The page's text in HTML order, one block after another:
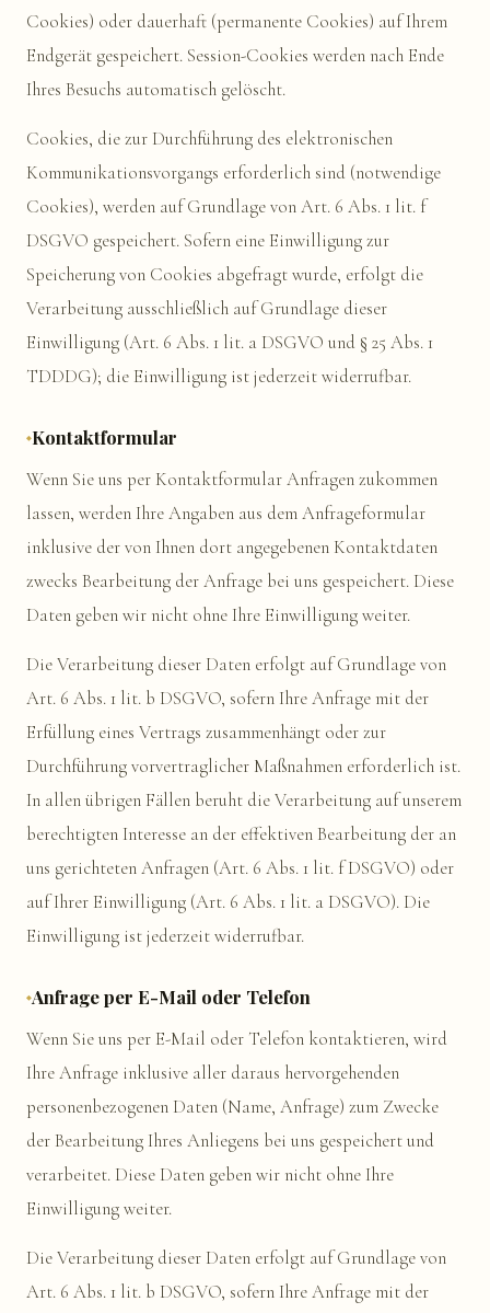
Cookies) oder dauerhaft (permanente Cookies) auf Ihrem
Endgerät gespeichert. Session-Cookies werden nach Ende
Ihres Besuchs automatisch gelöscht.
Cookies, die zur Durchführung des elektronischen
Kommunikationsvorgangs erforderlich sind (notwendige
Cookies), werden auf Grundlage von Art. 6 Abs. 1 lit. f
DSGVO gespeichert. Sofern eine Einwilligung zur
Speicherung von Cookies abgefragt wurde, erfolgt die
Verarbeitung ausschließlich auf Grundlage dieser
Einwilligung (Art. 6 Abs. 1 lit. a DSGVO und § 25 Abs. 1
TDDDG); die Einwilligung ist jederzeit widerrufbar.
Kontaktformular
Wenn Sie uns per Kontaktformular Anfragen zukommen
lassen, werden Ihre Angaben aus dem Anfrageformular
inklusive der von Ihnen dort angegebenen Kontaktdaten
zwecks Bearbeitung der Anfrage bei uns gespeichert. Diese
Daten geben wir nicht ohne Ihre Einwilligung weiter.
Die Verarbeitung dieser Daten erfolgt auf Grundlage von
Art. 6 Abs. 1 lit. b DSGVO, sofern Ihre Anfrage mit der
Erfüllung eines Vertrags zusammenhängt oder zur
Durchführung vorvertraglicher Maßnahmen erforderlich ist.
In allen übrigen Fällen beruht die Verarbeitung auf unserem
berechtigten Interesse an der effektiven Bearbeitung der an
uns gerichteten Anfragen (Art. 6 Abs. 1 lit. f DSGVO) oder
auf Ihrer Einwilligung (Art. 6 Abs. 1 lit. a DSGVO). Die
Einwilligung ist jederzeit widerrufbar.
Anfrage per E-Mail oder Telefon
Wenn Sie uns per E-Mail oder Telefon kontaktieren, wird
Ihre Anfrage inklusive aller daraus hervorgehenden
personenbezogenen Daten (Name, Anfrage) zum Zwecke
der Bearbeitung Ihres Anliegens bei uns gespeichert und
verarbeitet. Diese Daten geben wir nicht ohne Ihre
Einwilligung weiter.
Die Verarbeitung dieser Daten erfolgt auf Grundlage von
Art. 6 Abs. 1 lit. b DSGVO, sofern Ihre Anfrage mit der